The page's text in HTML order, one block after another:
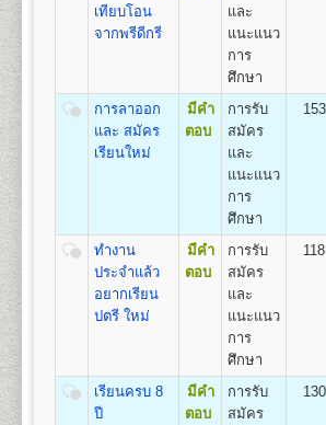
ส่วนกลาง (หัวหมาก) สำนักงานคณะสา
มหาวิทยาลัยรามคำแหง
อาคารสุโขทัย ชั้น 13 แขวงหัวหมาก กรุงเ
หลักสูตรที่เปิดสอน (ปริญญาตรี ส่วนภูมิภา
มหาวิทยาลัยรามคำแหงเปิดสอนระดับปริ
คณะ/สาขาวิชาในส่วนภูมิภาค
สาขาวิทยบริการเฉลิมพระเกียรต 23 จั
สอบ
คณะนิติศาสตร์
สาขาวิชานิติศาส
คณะบริหารธุรกิจสาขาวิชาการ
คณะสื่อสารมวลชนสาขาวิชานิเ
สื่อดิจิทัล
คณะรัฐศาสตร์ กลุ่มวิชาเอก การ
1,000
800
22 1,100 500 800 100
เทียบโอน
จากพรีดีกรี
และ
แนะแนว
การ
ศึกษา
การลาออก
และ สมัคร
เรียนใหม่
มีคำ
ตอบ
การรับ
สมัคร
และ
แนะแนว
การ
ศึกษา
153
ทำงาน
ประจำแล้ว
อยากเรียน
ปตรี ใหม่
มีคำ
ตอบ
การรับ
สมัคร
และ
แนะแนว
การ
ศึกษา
118
เรียนครบ 8
ปี
มีคำ
ตอบ
การรับ
สมัคร
130